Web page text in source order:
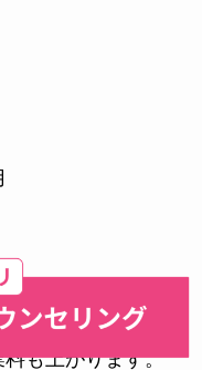
で見るのが実態に
も上がります。